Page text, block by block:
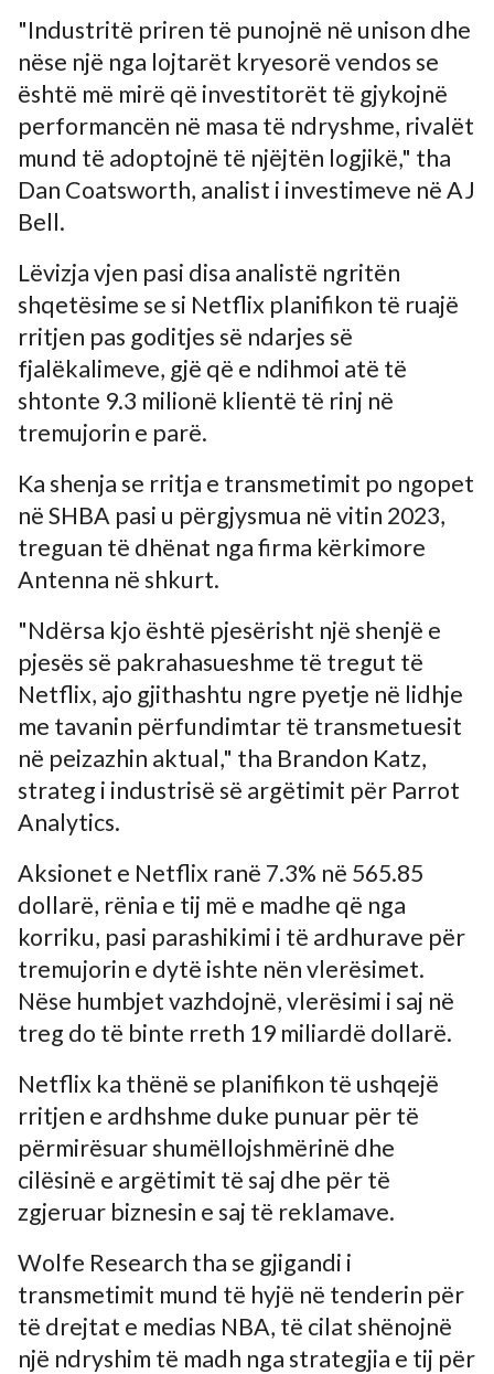
"Industritë priren të punojnë në unison dhe
nëse një nga lojtarët kryesorë vendos se
është më mirë që investitorët të gjykojnë
performancën në masa të ndryshme, rivalët
mund të adoptojnë të njëjtën logjikë," tha
Dan Coatsworth, analist i investimeve në AJ
Bell.
Lëvizja vjen pasi disa analistë ngritën
shqetësime se si Netflix planifikon të ruajë
rritjen pas goditjes së ndarjes së
fjalëkalimeve, gjë që e ndihmoi atë të
shtonte 9.3 milionë klientë të rinj në
tremujorin e parë.
Ka shenja se rritja e transmetimit po ngopet
në SHBA pasi u përgjysmua në vitin 2023,
treguan të dhënat nga firma kërkimore
Antenna në shkurt.
"Ndërsa kjo është pjesërisht një shenjë e
pjesës së pakrahasueshme të tregut të
Netflix, ajo gjithashtu ngre pyetje në lidhje
me tavanin përfundimtar të transmetuesit
në peizazhin aktual," tha Brandon Katz,
strateg i industrisë së argëtimit për Parrot
Analytics.
Aksionet e Netflix ranë 7.3% në 565.85
dollarë, rënia e tij më e madhe që nga
korriku, pasi parashikimi i të ardhurave për
tremujorin e dytë ishte nën vlerësimet.
Nëse humbjet vazhdojnë, vlerësimi i saj në
treg do të binte rreth 19 miliardë dollarë.
Netflix ka thënë se planifikon të ushqejë
rritjen e ardhshme duke punuar për të
përmirësuar shumëllojshmërinë dhe
cilësinë e argëtimit të saj dhe për të
zgjeruar biznesin e saj të reklamave.
Wolfe Research tha se gjigandi i
transmetimit mund të hyjë në tenderin për
të drejtat e medias NBA, të cilat shënojnë
një ndryshim të madh nga strategjia e tij për